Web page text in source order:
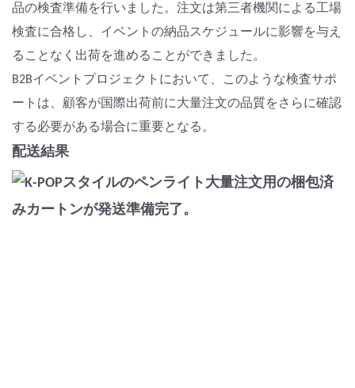
品の検査準備を行いました。注文は第三者機関による工場
検査に合格し、イベントの納品スケジュールに影響を与え
ることなく出荷を進めることができました。
B2Bイベントプロジェクトにおいて、このような検査サポ
ートは、顧客が国際出荷前に大量注文の品質をさらに確認
する必要がある場合に重要となる。
配送結果